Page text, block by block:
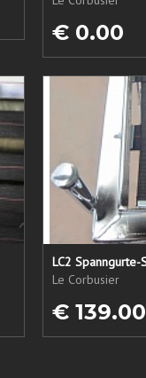
€ 0.00
LC2 Spanngurte-
Le Corbusier
€ 139.00